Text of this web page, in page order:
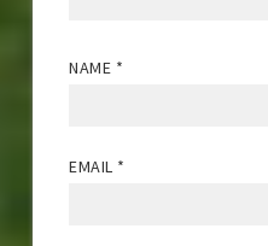
NAME *
EMAIL *